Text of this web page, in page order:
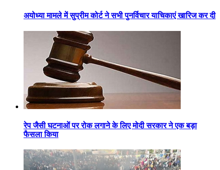
अयोध्या मामले में सुप्रीम कोर्ट ने सभी पुनर्विचार याचिकाएं खारिज कर दी
रेप जैसी घटनाओं पर रोक लगाने के लिए मोदी सरकार ने एक बड़ा
फैसला किया